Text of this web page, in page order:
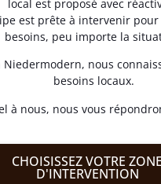
local est proposé avec
est prête à intervenir pour
besoins, peu importe la
Niedermodern, nous
besoins locaux.
à nous, nous vous
CHOISISSEZ VOTRE ZONE
D'INTERVENTION